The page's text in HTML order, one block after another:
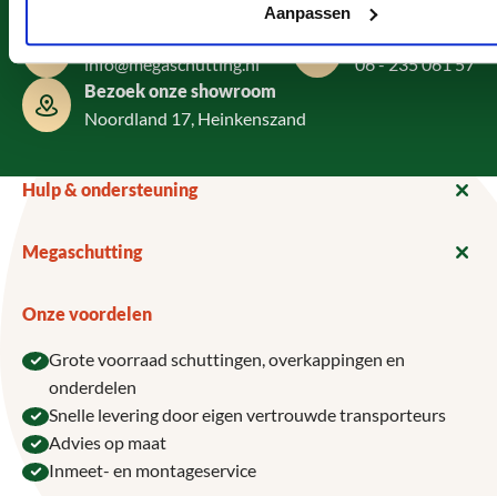
Aanpassen
info@megaschutting.nl
06 - 235 061 57
Bezoek onze showroom
Noordland 17, Heinkenszand
Hulp & ondersteuning
Megaschutting
Onze voordelen
Grote voorraad schuttingen, overkappingen en
onderdelen
Snelle levering door eigen vertrouwde transporteurs
Advies op maat
Inmeet- en montageservice